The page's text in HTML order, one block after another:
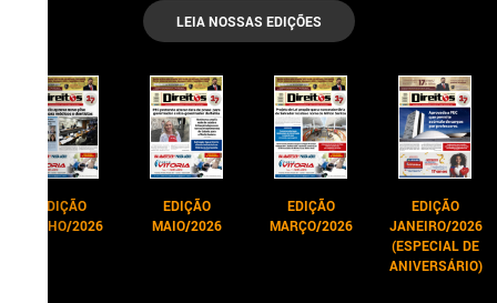
LEIA NOSSAS EDIÇÕES
EDIÇÃO
JUNHO/2026
EDIÇÃO
MAIO/2026
EDIÇÃO
MARÇO/2026
EDIÇÃO
JANEIRO/2026
(ESPECIAL DE
ANIVERSÁRIO)